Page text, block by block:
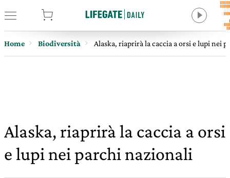
Home Biodiversità Alaska, riaprirà la caccia a orsi e lupi nei
Alaska, riaprirà la caccia a orsi
e lupi nei parchi nazionali